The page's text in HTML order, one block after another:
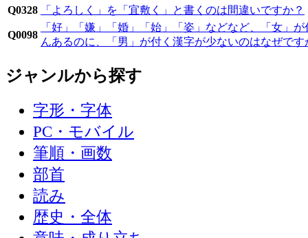
Q0328
「よろしく」を「宜敷く」と書くのは間違いですか？
Q0098
「好」「嫌」「婚」「始」「姿」などなど、「女」
んあるのに、「男」が付く漢字が少ないのはなぜです
ジャンルから探す
字形・字体
PC・モバイル
筆順・画数
部首
読み
歴史・全体